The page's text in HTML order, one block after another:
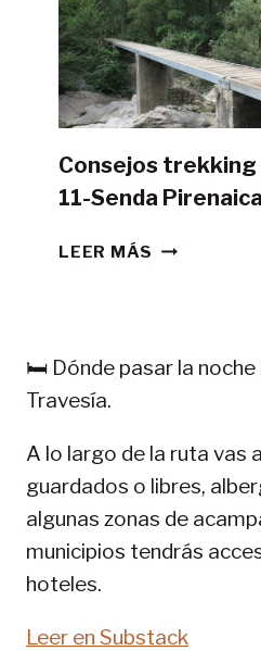
TIENDA
DE
CAMPAÑA?
Consejos trekking
11-Senda Pirenaica
LEER MÁS CONSEJOS
11-
🛏️ Dónde pasar la noche
Travesía.
A lo largo de la ruta vas
guardados o libres,
algunas zonas de
municipios tendrás
hoteles.
Leer en Substack